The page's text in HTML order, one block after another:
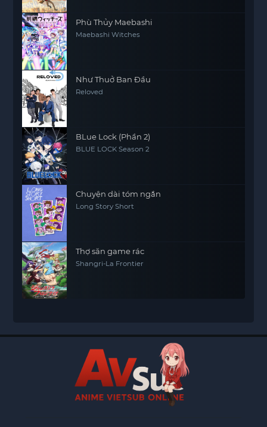
Phù Thủy Maebashi
Maebashi Witches
Như Thuở Ban Đầu
Reloved
BLue Lock (Phần 2)
BLUE LOCK Season 2
Chuyện dài tóm ngắn
Long Story Short
Thợ săn game rác
Shangri-La Frontier